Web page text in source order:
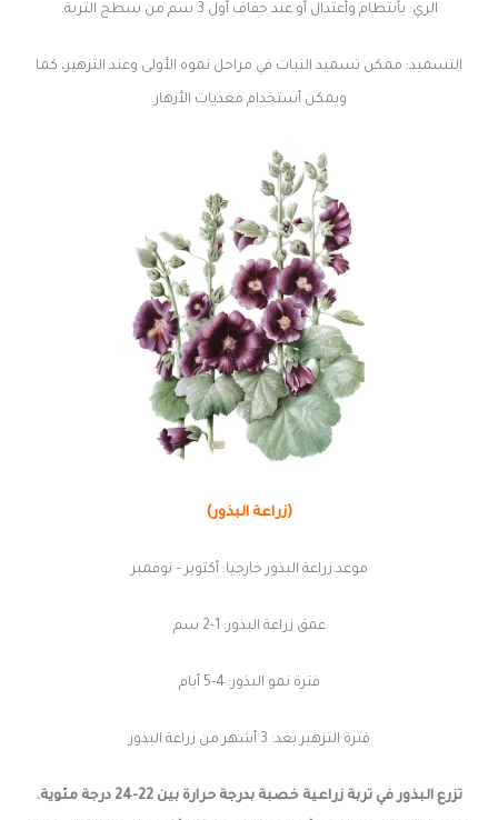
الري: بأنتظام وأعتدال أو عند جفاف أول 3 سم من سطح التربة.
التسميد: ممكن تسميد النبات في مراحل نموه الأولى وعند التزهير، كما
ويمكن أستخدام مغذيات الأزهار.
(زراعة البذور)
موعد زراعة البذور خارجيا: أكتوبر – نوفمبر
عمق زراعة البذور: 1-2 سم
فترة نمو البذور: 4-5 أيام
فترة التزهير بعد: 3 أشهر من زراعة البذور
تزرع البذور في تربة زراعية خصبة بدرجة حرارة بين 22-24 درجة مئوية.